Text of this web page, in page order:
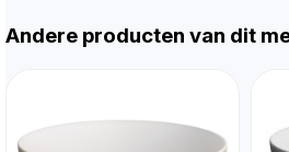
Andere producten van dit